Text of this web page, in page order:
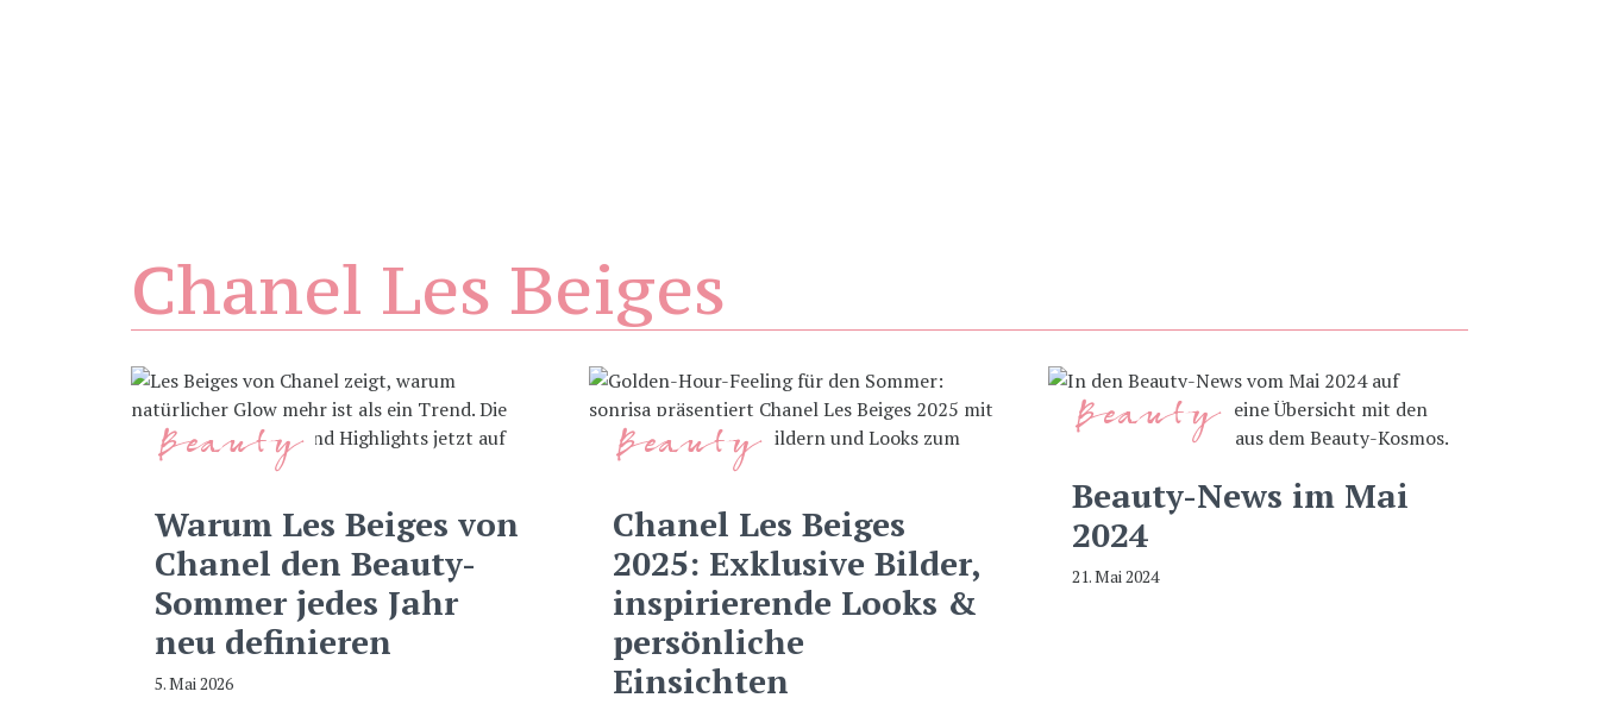
Chanel Les Beiges
Beauty
Warum Les Beiges von
Chanel den Beauty-
Sommer jedes Jahr
neu definieren
5. Mai 2026
Beauty
Chanel Les Beiges
2025: Exklusive Bilder,
inspirierende Looks &
persönliche
Einsichten
Beauty
Beauty-News im Mai
2024
21. Mai 2024